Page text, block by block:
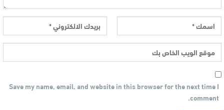
Save my name, email, and website in this browser for the next time I
comment.